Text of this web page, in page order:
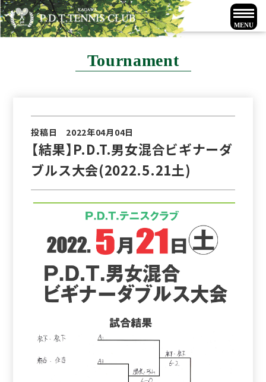
Tournament
投稿日 2022年04月04日
【結果】P.D.T.男女混合ビギナーダ
ブルス大会(2022.5.21土)